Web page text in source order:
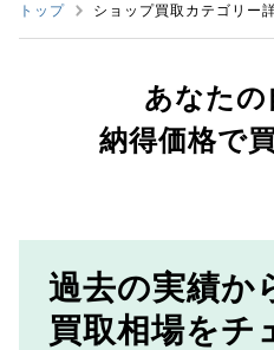
トップ ショップ買取カテゴリー
あなたの
納得価格で
過去の実績か
買取相場をチ